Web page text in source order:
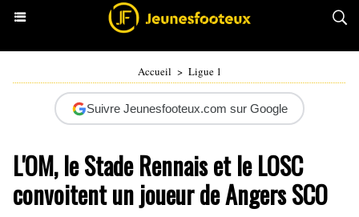
Accueil > Ligue 1
Suivre Jeunesfooteux.com sur Google
L'OM, le Stade Rennais et le LOSC
convoitent un joueur de Angers SCO